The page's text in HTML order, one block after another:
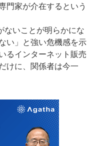
門家が介在するという
ないことが明らかにな
い」と強い危機感を示
るインターネット販売
けに、関係者は今一